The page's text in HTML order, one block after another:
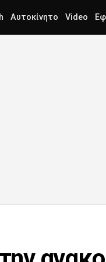
Αυτοκίνητο Video